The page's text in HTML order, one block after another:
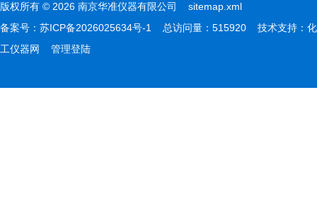
版权所有 © 2026 南京华准仪器有限公司 sitemap.xml
备案号： 苏ICP备2026025634号-1 总访问量：515920 技术支持： 化
工仪器网
管理登陆